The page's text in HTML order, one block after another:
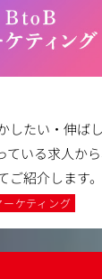
したい・伸ば
ている求人か
紹介します。
ーケティング